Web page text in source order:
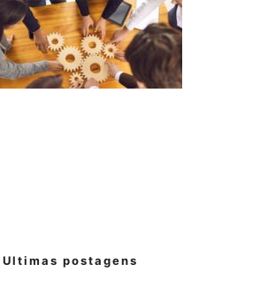
Ultimas postagens